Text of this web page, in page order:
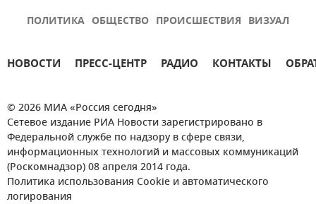
ПОЛИТИКА ОБЩЕСТВО ПРОИСШЕСТВИЯ ВИЗУАЛ
НОВОСТИ ПРЕСС-ЦЕНТР РАДИО КОНТАКТЫ
© 2026 МИА «Россия сегодня»
Сетевое издание РИА Новости зарегистрировано в
Федеральной службе по надзору в сфере связи,
информационных технологий и массовых коммуникаций
(Роскомнадзор) 08 апреля 2014 года.
Политика использования Cookie и автоматического
логирования